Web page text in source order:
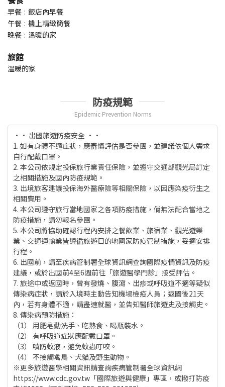
早餐
飯店內早餐
午餐
機上精緻簡餐
晚餐
溫暖的家
旅館
溫暖的家
防疫規範
Epidemic Prevention Norms
•• 出國旅遊防疫安全 ••
1. 如有身體不適症狀，應審慎評估是否參團，並建議依個人需求
自行配戴口罩。
2. 本公司依規定投保旅行業責任保險，並遵守交通部觀光局訂定
之相關措施及國內防疫規範。
3. 出境旅客建議投保海外醫療險等相關保險，以因應染疫衍生之
相關費用。
4. 本公司遵守旅行當地國家之各項防疫措施，倘無法配合當地之
防疫措施，請勿報名參團。
5. 本公司將協助確認行程內安排之餐飲業、旅宿業、觀光遊樂
業、交通運輸業皆遵循旅遊目的地國家防疫管制措施，妥適安排
行程。
6. 出國前，請至疾病管制署全球資訊網查詢國際疫情資訊及防疫
建議，或於出國前4至6週前往「旅遊醫學門診」接受評估。
7. 旅途中或返國時，曾有發燒、腹瀉、出疹或呼吸道不適等疑似
傳染病症狀，請於入境時主動告知機場檢疫人員；返國後21天
內，若有身體不適，請盡速就醫，並告知醫師旅遊史及接觸史。
8. 傳染病預防措施：
（1） 用肥皂勤洗手、吃熟食、喝瓶裝水。
（2） 有呼吸道症狀應配戴口罩。
（3） 噴防蚊液，避免蚊蟲叮咬。
（4） 不接觸禽鳥、犬貓及野生動物。
※更多旅遊醫學相關資訊請查詢疾病管制署全球資訊網
https://www.cdc.gov.tw「國際旅遊與健康」專區，或撥打防疫